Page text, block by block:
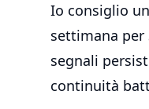
Io consiglio
settimana per
segnali
continuità